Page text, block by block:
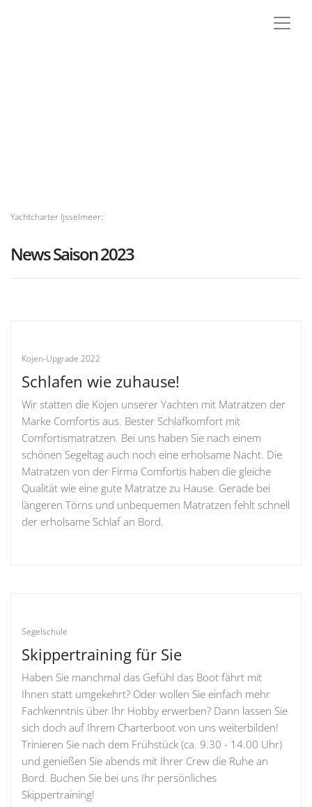
Yachtcharter Ijsselmeer:
News Saison 2023
Kojen-Upgrade 2022
Schlafen wie zuhause!
Wir statten die Kojen unserer Yachten mit Matratzen der
Marke Comfortis aus. Bester Schlafkomfort mit
Comfortismatratzen. Bei uns haben Sie nach einem
schönen Segeltag auch noch eine erholsame Nacht. Die
Matratzen von der Firma Comfortis haben die gleiche
Qualität wie eine gute Matratze zu Hause. Gerade bei
längeren Törns und unbequemen Matratzen fehlt schnell
der erholsame Schlaf an Bord.
Segelschule
Skippertraining für Sie
Haben Sie manchmal das Gefühl das Boot fährt mit
Ihnen statt umgekehrt? Oder wollen Sie einfach mehr
Fachkenntnis über Ihr Hobby erwerben? Dann lassen Sie
sich doch auf Ihrem Charterboot von uns weiterbilden!
Trinieren Sie nach dem Frühstück (ca. 9.30 - 14.00 Uhr)
und genießen Sie abends mit Ihrer Crew die Ruhe an
Bord. Buchen Sie bei uns Ihr persönliches
Skippertraining!